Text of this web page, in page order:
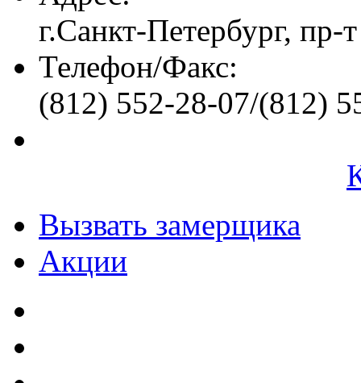
г.Санкт-Петербург, пр-
Телефон/Факс:
(812) 552-28-07/(812)
Вызвать замерщика
Акции